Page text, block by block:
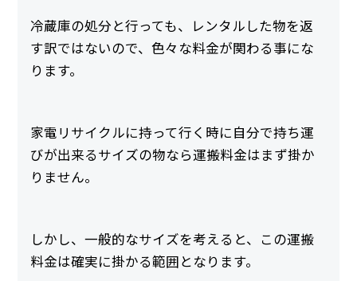
冷蔵庫の処分と行っても、レンタルした物を返
す訳ではないので、色々な料金が関わる事にな
ります。
家電リサイクルに持って行く時に自分で持ち運
びが出来るサイズの物なら運搬料金はまず掛か
りません。
しかし、一般的なサイズを考えると、この運搬
料金は確実に掛かる範囲となります。